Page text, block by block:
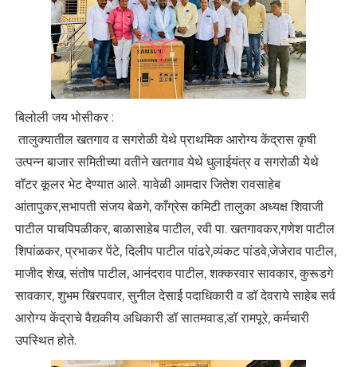
बिलोली जय भोसीकर :
तालुक्यातील खतगाव व सगरोळी येथे प्राथमिक आरोग्य केंद्रास कृषी
उत्पन्न बाजार समितीच्या वतीने खतगाव येथे धुलाईयंत्र व सगरोळी येथे
वाॅटर कूलर भेट देण्यात आले. यावेळी आमदार जितेश रावसाहेब
आंतापुकर,सभापती संजय बेळगे, काँग्रेस कमिटी तालुका अध्यक्ष शिवाजी
पाटील पाचपिपळीकर, बाळासाहेब पाटील, रवी पा. खतगावकर,गणेश पाटील
शिपांळकर, प्रभाकर पेंटे, दिलीप पाटील पांढरे,व्यंकट पांडवे,जेजेराव पाटील,
माजीद शेख, संतोष पाटील, आनंदराव पाटील, शक्करवार सावकार, कुरूडगे
सावकार, शुभम खिरपवार, सुनील देसाई पदाधिकारी व डाॅ देवराये साहेब सर्व
आरोग्य केंद्राचे वैद्यकीय अधिकारी डॉ सातमवाड,डाॅ रामपूरे, कर्मचारी
उपस्थित होते.